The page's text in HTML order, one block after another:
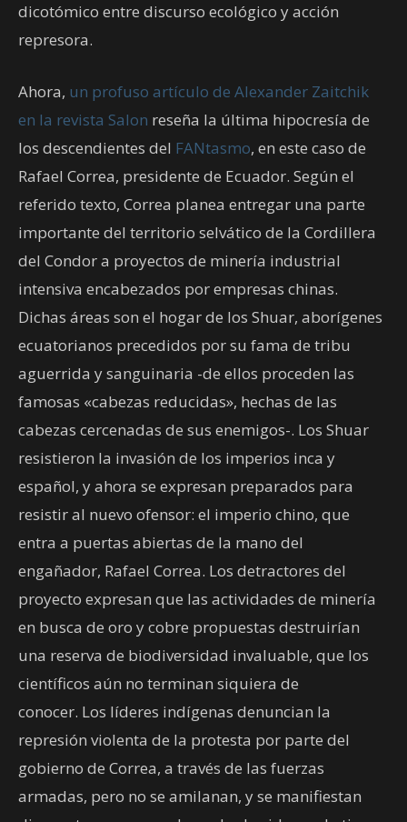
dicotómico entre discurso ecológico y acción
represora.
Ahora, un profuso artículo de Alexander Zaitchik
en la revista Salon reseña la última hipocresía de
los descendientes del FANtasmo, en este caso de
Rafael Correa, presidente de Ecuador. Según el
referido texto, Correa planea entregar una parte
importante del territorio selvático de la Cordillera
del Condor a proyectos de minería industrial
intensiva encabezados por empresas chinas.
Dichas áreas son el hogar de los Shuar, aborígenes
ecuatorianos precedidos por su fama de tribu
aguerrida y sanguinaria -de ellos proceden las
famosas «cabezas reducidas», hechas de las
cabezas cercenadas de sus enemigos-. Los Shuar
resistieron la invasión de los imperios inca y
español, y ahora se expresan preparados para
resistir al nuevo ofensor: el imperio chino, que
entra a puertas abiertas de la mano del
engañador, Rafael Correa. Los detractores del
proyecto expresan que las actividades de minería
en busca de oro y cobre propuestas destruirían
una reserva de biodiversidad invaluable, que los
científicos aún no terminan siquiera de
conocer. Los líderes indígenas denuncian la
represión violenta de la protesta por parte del
gobierno de Correa, a través de las fuerzas
armadas, pero no se amilanan, y se manifiestan